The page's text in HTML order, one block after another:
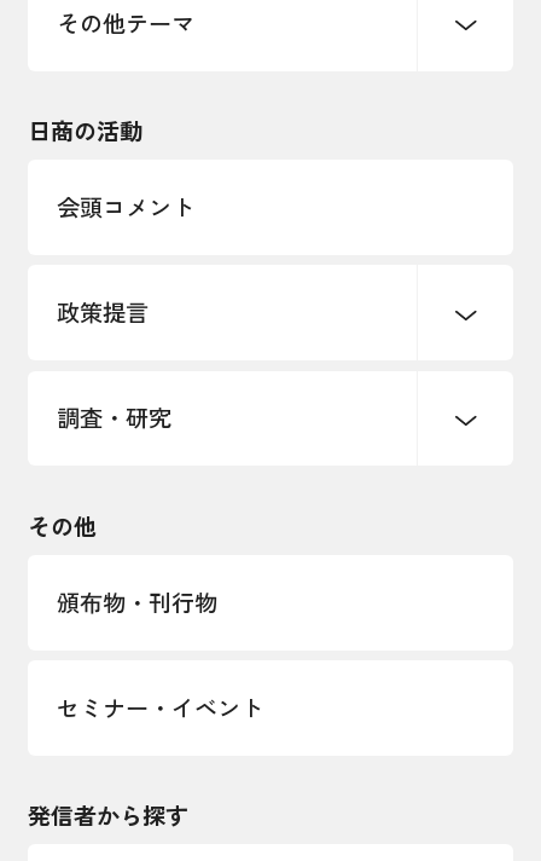
雇用・労働・人材確保
令和６年能登半島地震関連
その他テーマ
インボイス制度
海外情報レポート
安全保障貿易管理・技術流出防止に関す
経営者保証に関するガイドライン
日商の活動
会頭コメント
政策提言
中小企業経営
国土強靭化・社会基盤整備・震災復興
調査・研究
LOBO調査
その他
頒布物・刊行物
セミナー・イベント
発信者から探す